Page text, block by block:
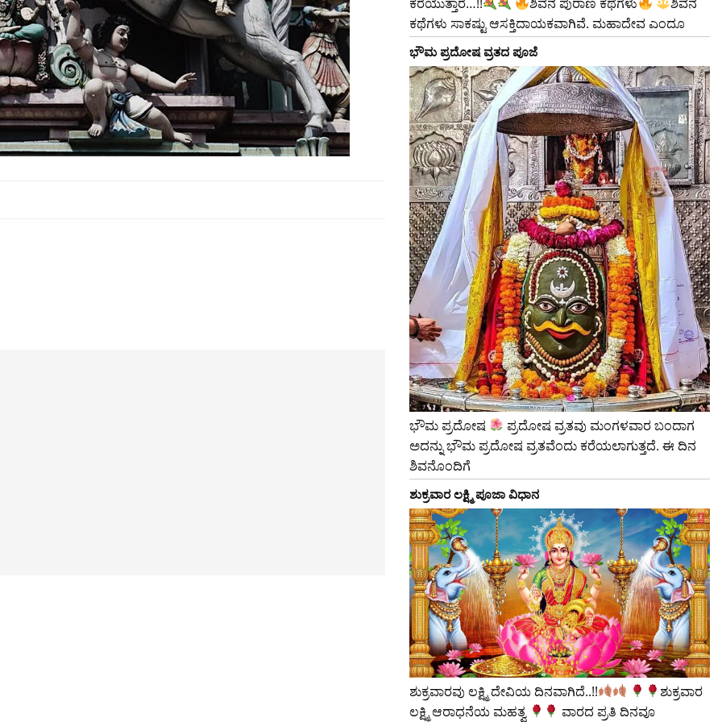
ಕಥೆಗಳು ಸಾಕಷ್ಟು ಆಸಕ್ತಿದಾಯಕವಾಗಿವೆ. ಮಹಾದೇವ ಎಂದೂ
ಭೌಮ ಪ್ರದೋಷ ವ್ರತದ ಪೂಜೆ
ಭೌಮ ಪ್ರದೋಷ
ಪ್ರದೋಷ ವ್ರತವು ಮಂಗಳವಾರ ಬಂದಾಗ
ಅದನ್ನು ಭೌಮ ಪ್ರದೋಷ ವ್ರತವೆಂದು ಕರೆಯಲಾಗುತ್ತದೆ. ಈ ದಿನ
ಶಿವನೊಂದಿಗೆ
ಶುಕ್ರವಾರ ಲಕ್ಷ್ಮಿ ಪೂಜಾ ವಿಧಾನ
ಶುಕ್ರವಾರವು ಲಕ್ಷ್ಮಿ ದೇವಿಯ ದಿನವಾಗಿದೆ..!!
​ಶುಕ್ರವಾರ
ಲಕ್ಷ್ಮಿ ಆರಾಧನೆಯ ಮಹತ್ವ
ವಾರದ ಪ್ರತಿ ದಿನವೂ